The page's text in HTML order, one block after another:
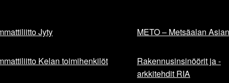
Jyty
Kelan toimihenkilöt
METO – Metsäalan
Rakennusinsinöörit ja -
arkkitehdit RIA